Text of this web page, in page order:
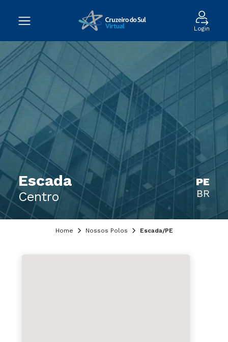
Login
Escada
Centro
PE
BR
Home Nossos Polos Escada/PE